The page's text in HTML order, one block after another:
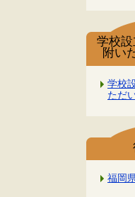
学校
附い
学校
ただ
福岡